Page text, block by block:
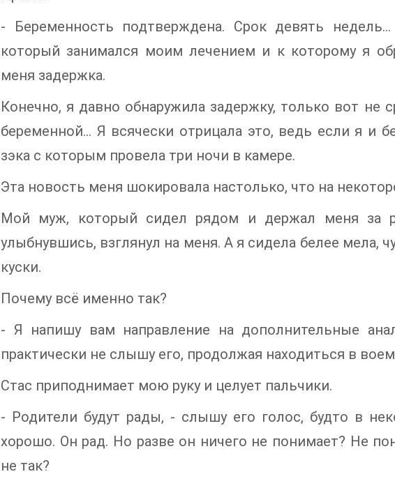
- Беременность подтверждена. Срок девять
который занимался моим лечением и к которому я
меня задержка.
Конечно, я давно обнаружила задержку, только вот не
беременной… Я всячески отрицала это, ведь если я и
зэка с которым провела три ночи в камере.
Эта новость меня шокировала настолько, что на
Мой муж, который сидел рядом и держал меня за
улыбнувшись, взглянул на меня. А я сидела белее мела,
куски.
Почему всё именно так?
- Я напишу вам направление на дополнительные
практически не слышу его, продолжая находиться в
Стас приподнимает мою руку и целует пальчики.
- Родители будут рады, - слышу его голос, будто в
хорошо. Он рад. Но разве он ничего не понимает? Не
не так?